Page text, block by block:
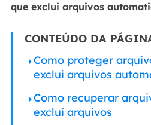
que exclui arquivos
CONTEÚDO DA
Como proteger
exclui arquivos
Como recuperar
exclui arquivos